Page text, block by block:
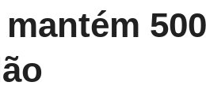
500